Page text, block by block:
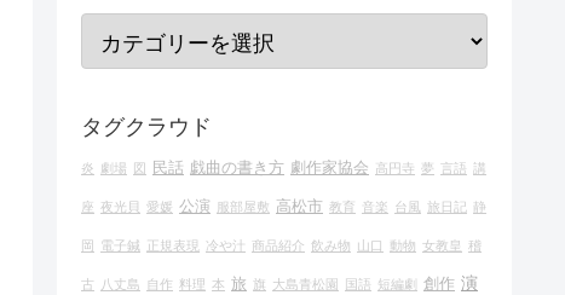
タグクラウド
炎 劇場 図 民話 戯曲の書き方 劇作家協会 高円寺 夢 言語 講
座 夜光貝 愛媛 公演 服部屋敷 高松市 教育 音楽 台風 旅日記 静
岡 電子鍼 正規表現 冷や汁 商品紹介 飲み物 山口 動物 女教皇 稽
古 八丈島 自作 料理 本 旅 旗 大島青松園 国語 短編劇 創作 演